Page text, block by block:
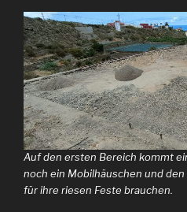
Auf den ersten Bereich kommt
noch ein Mobilhäuschen und
für ihre riesen Feste brauchen.